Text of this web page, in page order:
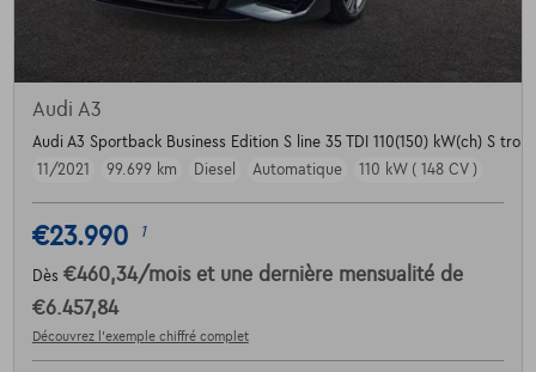
Audi A3
Audi A3 Sportback Business Edition S line 35 TDI 110(150) kW(ch) S
11/2021
99.699 km Diesel Automatique 110 kW ( 148 CV )
€23.990 1
Dès €460,34/mois et une dernière mensualité de
€6.457,84
Découvrez l’exemple chiffré complet